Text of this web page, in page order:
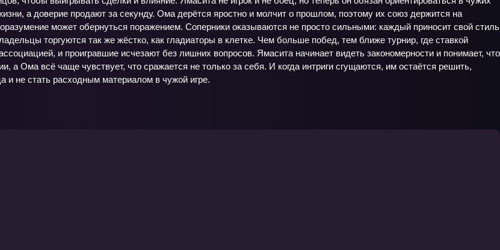
а доверие продают за секунду. Ома дерётся яростно и молчит о прошлом, поэтому их союз держится на
может обернуться поражением. Соперники оказываются не просто сильными: каждый приносит свой стиль
торгуются так же жёстко, как гладиаторы в клетке. Чем больше побед, тем ближе турнир, где ставкой
и проигравшие исчезают без лишних вопросов. Ямасита начинает видеть закономерности и понимает, что
а Ома всё чаще чувствует, что сражается не только за себя. И когда интриги сгущаются, им остаётся решить,
и не стать расходным материалом в чужой игре.